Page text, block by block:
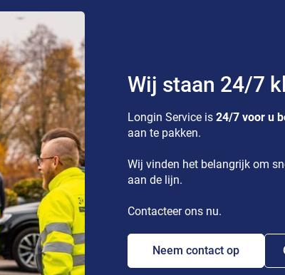
Wij staan 24/7
Longin Service is24/7 voor u
aan te pakken.
Wij vinden het belangrijk om
aan de lijn.
Contacteer ons nu.
Neem contact op